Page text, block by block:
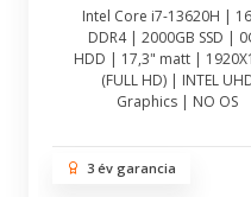
Intel Core i7-13620H |
DDR4 | 2000GB SSD |
HDD | 17,3" matt |
(FULL HD) | INTEL
Graphics | NO OS
3 év garancia